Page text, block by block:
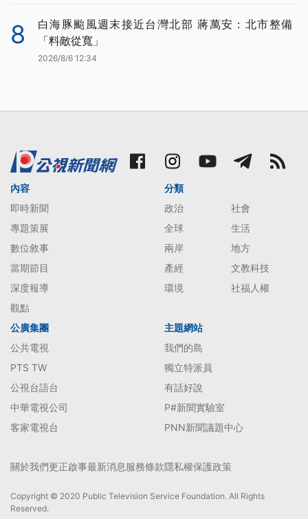
8
白海豚颱風週末接近台灣北部 蔣萬安：北市整備
「料敵從寬」
2026/8/6 12:34
內容
即時新聞
專題策展
數位敘事
當期節目
深度報導
觀點
分類
政治
社會
全球
生活
兩岸
地方
產經
文教科技
環境
社福人權
公廣集團
公共電視
PTS TW
公視台語台
中華電視公司
客家電視台
主題網站
我們的島
獨立特派員
有話好說
P#新聞實驗室
PNN新聞議題中心
關於我們更正啟事最新消息服務條款隱私權保護政策
Copyright © 2020 Public Television Service Foundation. All Rights
Reserved.